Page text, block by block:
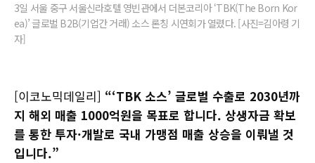
3일 서울 중구 서울신라호텔 영빈관에서 더본코리아 ‘TBK(The Born Kor
ea)’ 글로벌 B2B(기업간 거래) 소스 론칭 시연회가 열렸다. [사진=김아령 기
자]
[이코노믹데일리] “‘TBK 소스’ 글로벌 수출로 2030년까
지 해외 매출 1000억원을 목표로 합니다. 상생자금 확보
를 통한 투자·개발로 국내 가맹점 매출 상승을 이뤄낼 것
입니다.”